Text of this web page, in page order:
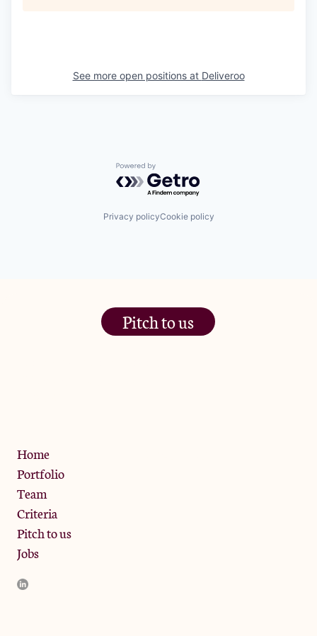
See more open positions at Deliveroo
Powered by Getro.com
Privacy policyCookie policy
Pitch to us
Home
Portfolio
Team
Criteria
Pitch to us
Jobs